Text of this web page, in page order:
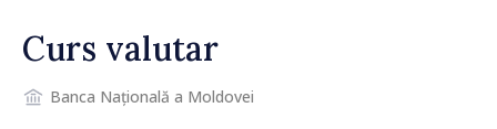
Curs valutar
Banca Națională a Moldovei